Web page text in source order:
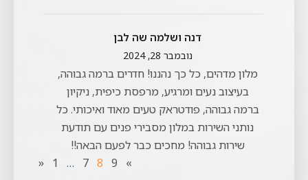
דנה ושלמה שה לבן
נובמבר 28, 2024
מלון מדהים, כל כך נהננו! חדרים ברמה גבוהה,
בעיצוב נעים ומרגיע, מרפסת כיפית, ניקיון
ברמה גבוהה, פודטראק טעים מאוד ואיכותי. כל
נותני השירות במלון מסבירי פנים עם תודעת
שירות גבוהה! מחכים כבר לפעם הבאה!!
« 1 … 7 8 9 »